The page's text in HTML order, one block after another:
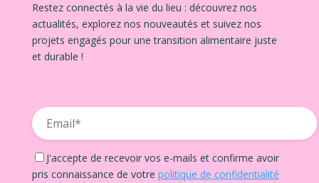
Restez connectés à la vie du lieu : découvrez nos
actualités, explorez nos nouveautés et suivez nos
projets engagés pour une transition alimentaire juste
et durable !
J'accepte de recevoir vos e-mails et confirme avoir
pris connaissance de votre politique de confidentialité